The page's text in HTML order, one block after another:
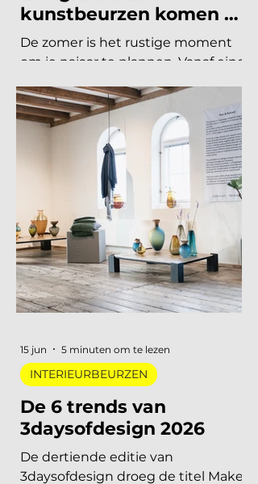
Welke interieurbeurzen,
designbeurzen en
kunstbeurzen komen er
om je najaar te plannen. Vanaf eind
augustus draait de
beurzencarrousel weer op volle
toeren, met een Nederlandse en
Belgische agenda die piekt in
september en november, en een
internationale kalender die loopt
van Helsinki tot Miami. Hieronder
vind je alle relevante
interieurbeurzen, designbeurzen
en kunstbeurzen van augustus tot
en met december 2026, op datum
agenda te blokken. Welke
interieurbeurzen, designbeurzen
De 6 trends van
3daysofdesign 2026
INTERIEURBEURZEN
15 jun 5 minuten om te lezen